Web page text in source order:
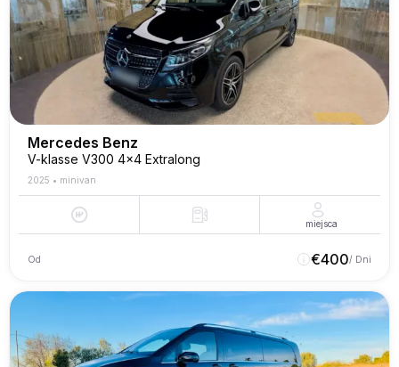
Mercedes Benz
V-klasse V300 4x4 Extralong
2025 • minivan
miejsca
Od €400/ Dni